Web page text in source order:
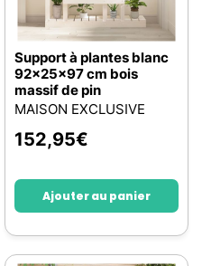
Support à plantes blanc
92x25x97 cm bois
massif de pin
MAISON EXCLUSIVE
152,95€
Ajouter au panier